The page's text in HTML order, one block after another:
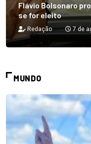
Flávio Bolsonaro
se for eleito
Redação 7 de
MUNDO